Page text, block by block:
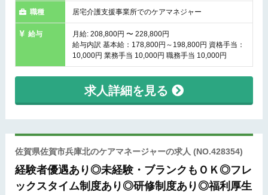
職種 居宅介護支援事業所でのケアマネジャー
給与
月給: 208,800円 〜 228,800円
給与内訳 基本給：178,800円～198,800円 資格手当：
10,000円 業務手当 10,000円 職務手当 10,000円
求人詳細を見る
佐賀県佐賀市兵庫北のケアマネージャーの求人 (NO.428354)
経験者優遇あり◎未経験・ブランクもＯＫ◎フレ
ックスタイム制度あり◎研修制度あり◎福利厚生